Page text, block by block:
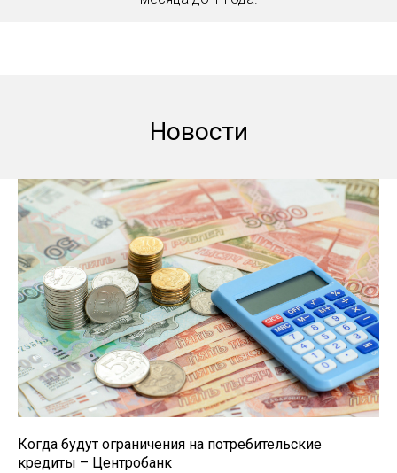
Новости
Когда будут ограничения на потребительские
кредиты – Центробанк